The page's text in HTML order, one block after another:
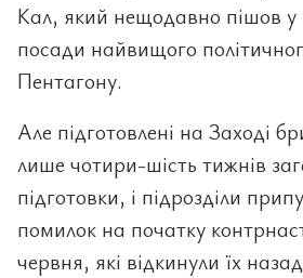
Кал, який нещодавно пішов у
посади найвищого
Пентагону.
Але підготовлені на Заході
лише чотири-шість тижнів
підготовки, і підрозділи
помилок на початку
червня, які відкинули їх